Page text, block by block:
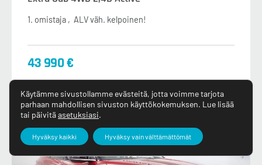
1. omistaja ALV väh. kelpoinen!
43 990 €
Käytämme sivustollamme evästeitä, jotta voimme tarjota
parhaan mahdollisen sivuston käyttökokemuksen. Lue lisää
tai päivitäasetuksiasi.
Hyväksy kaikki Hyväksy vain välttämättömät